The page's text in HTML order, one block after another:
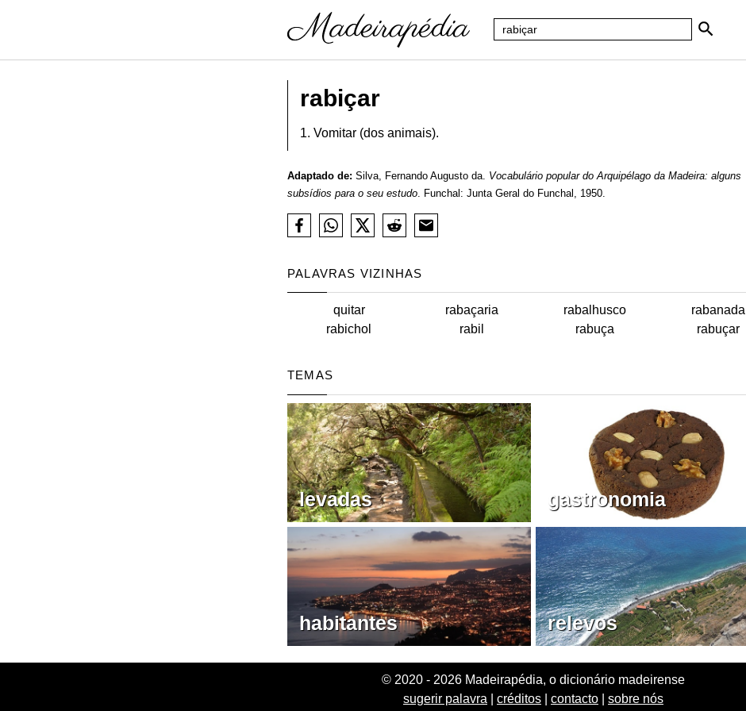
rabiçar
1. Vomitar (dos animais).
Adaptado de: Silva, Fernando Augusto da. Vocabulário popular do Arquipélago da Madeira: alguns
subsídios para o seu estudo. Funchal: Junta Geral do Funchal, 1950.
PALAVRAS VIZINHAS
quitar rabaçaria rabalhusco
rabanada
rabichol
rabil rabuça rabuçar
TEMAS
levadas gastronomia
habitantes relevos
© 2020 - 2026 Madeirapédia, o dicionário madeirense
sugerir palavra
créditos contacto sobre nós